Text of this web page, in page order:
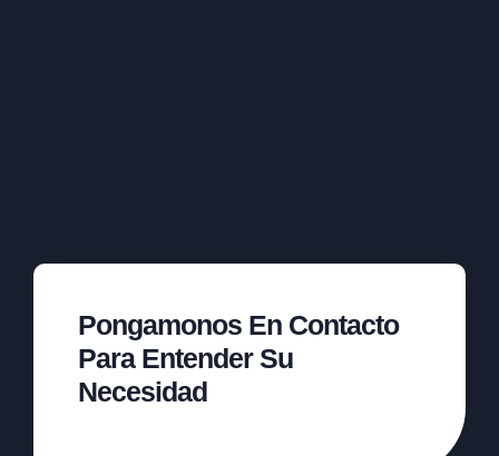
Pongamonos En Contacto
Para Entender Su
Necesidad